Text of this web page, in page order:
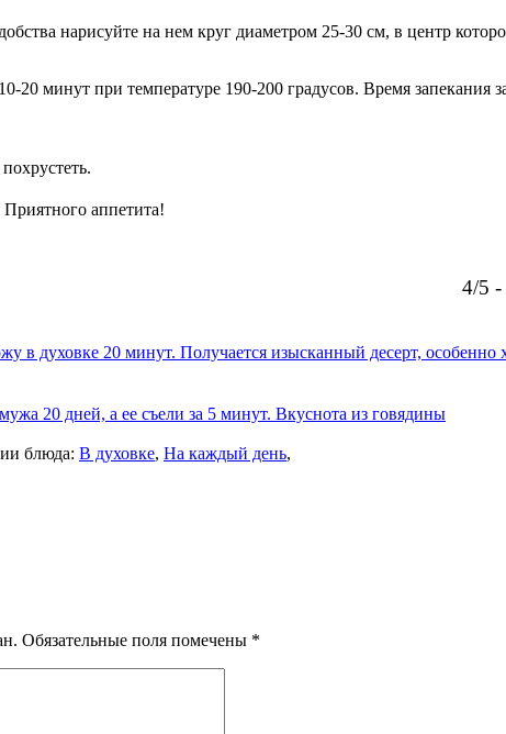
нарисуйте на нем круг диаметром 25-30 см, в центр
20 минут при температуре 190-200 градусов. Время запекания
аппетита!
4/5 -
в духовке 20 минут. Получается изысканный десерт,
20 дней, а ее съели за 5 минут. Вкуснота из говядины
блюда: В духовке, На каждый день,
Обязательные поля помечены *